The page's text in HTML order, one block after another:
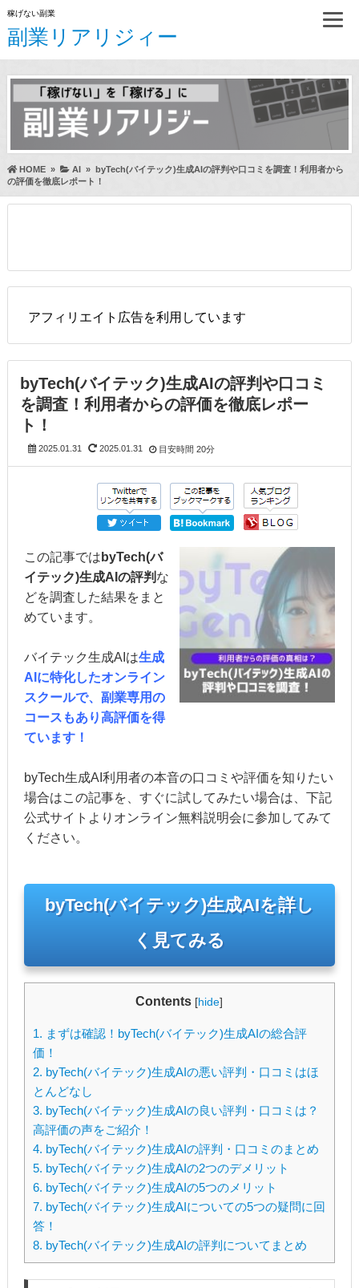
稼げない副業
副業リアリジィー
HOME» AI »
byTech(バイテック)生成AIの評判や口コミを調査！利用者から
の評価を徹底レポート！
アフィリエイト広告を利用しています
byTech(バイテック)生成AIの評判や口コミ
を調査！利用者からの評価を徹底レポー
ト！
2025.01.31 2025.01.31 目安時間 20分
この記事では byTech(バ
イテック)生成AIの評判 な
どを調査した結果をまと
めています。
バイテック生成AIは生成
AIに特化したオンライン
スクールで、副業専用の
コースもあり高評価を得
ています！
byTech生成AI利用者の本音の口コミや評価を知りたい
場合はこの記事を、すぐに試してみたい場合は、下記
公式サイトよりオンライン無料説明会に参加してみて
ください。
byTech(バイテック)生成AIを詳し
く見てみる
Contents [hide]
1. まずは確認！byTech(バイテック)生成AIの総合評
価！
2. byTech(バイテック)生成AIの悪い評判・口コミはほ
とんどなし
3. byTech(バイテック)生成AIの良い評判・口コミは？
高評価の声をご紹介！
4. byTech(バイテック)生成AIの評判・口コミのまとめ
5. byTech(バイテック)生成AIの2つのデメリット
6. byTech(バイテック)生成AIの5つのメリット
7. byTech(バイテック)生成AIについての5つの疑問に回
答！
8. byTech(バイテック)生成AIの評判についてまとめ